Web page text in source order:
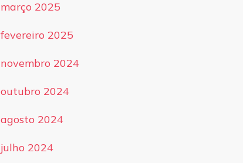
março 2025
fevereiro 2025
novembro 2024
outubro 2024
agosto 2024
julho 2024